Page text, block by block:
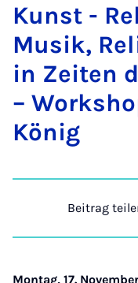
Kunst -
Mu­sik,
in Zei­ten
–
Kö­nig
Beitrag
Montag, 17.